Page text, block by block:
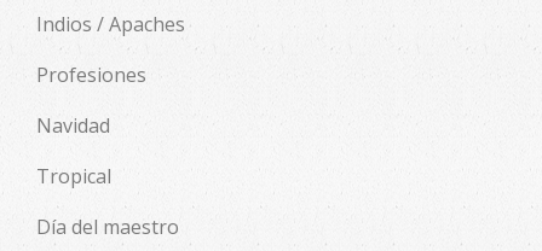
Indios / Apaches
Profesiones
Navidad
Tropical
Día del maestro